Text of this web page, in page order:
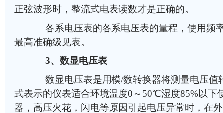
正弦波形时，整流式电表读数才是正确的。
各系电压表的各系电压表的量程，使用频率
最高准确级见表。
3、数显电压表
数显电压表是用模/数转换器将测量电压值
式表示的仪表适合环境温度0～50℃湿度85%以下
器，高压火花，闪电等原因引起电压异常时，在